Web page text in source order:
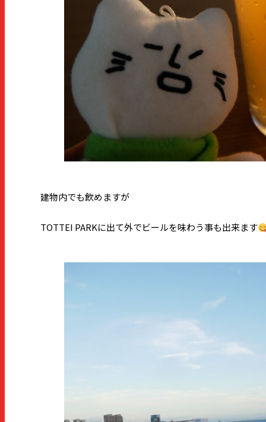
建物内でも飲めますが
TOTTEI PARKに出て外でビールを味わう事も出来ます